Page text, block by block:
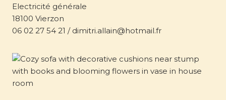
Electricité générale
18100 Vierzon
06 02 27 54 21 / dimitri.allain@hotmail.fr